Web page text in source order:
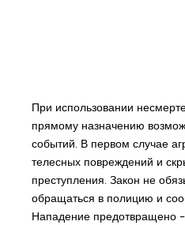
При использовании
прямому назначению
событий. В первом случае
телесных повреждений и
преступления. Закон не
обращаться в полицию и
Нападение предотвращено